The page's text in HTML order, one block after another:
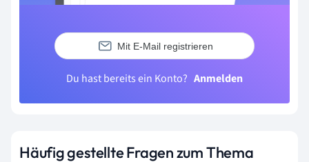
Mit E-Mail registrieren
Du hast bereits ein Konto? Anmelden
Häufig gestellte Fragen zum Thema